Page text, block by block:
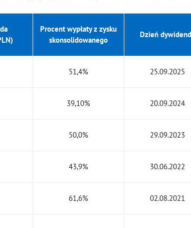
Procent wypłaty z zysku
skonsolidowanego
Dzień
51,4% 25.09.2025
39,10% 20.09.2024
50,0% 29.09.2023
43,9% 30.06.2022
61,6% 02.08.2021